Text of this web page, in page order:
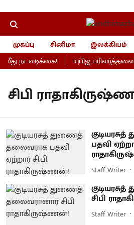
முகப்பு சினிமா இலக்கியம்
நடவடிக்கை!
யுபிஐ
சிபி
பதவி
Staff Writer
சிபி
Staff Writer